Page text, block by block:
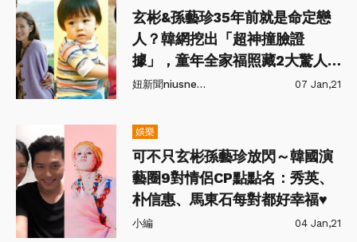
玄彬&孫藝珍35年前就是命定戀
人？韓網挖出「超神撞臉證
據」，童年全家福照藏2大驚人
相似點！ 妞新聞niusnews 07 Jan,21
娛樂
可不只玄彬孫藝珍放閃～韓國演
藝圈9對情侶CP點點名：秀英、
朴信惠、馬東石每對都好幸福♥
小編 04 Jan,21